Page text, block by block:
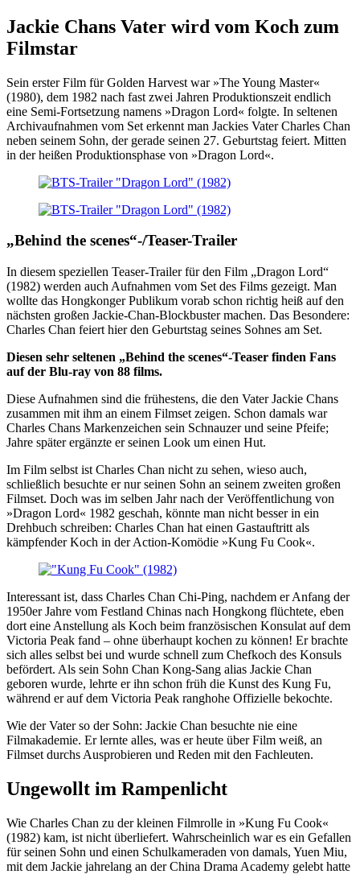
Jackie Chans Vater wird vom Koch zum
Filmstar
Sein erster Film für Golden Harvest war »The Young Master«
(1980), dem 1982 nach fast zwei Jahren Produktionszeit endlich
eine Semi-Fortsetzung namens »Dragon Lord« folgte. In seltenen
Archivaufnahmen vom Set erkennt man Jackies Vater Charles Chan
neben seinem Sohn, der gerade seinen 27. Geburtstag feiert. Mitten
in der heißen Produktionsphase von »Dragon Lord«.
„Behind the scenes“-/Teaser-Trailer
In diesem speziellen Teaser-Trailer für den Film „Dragon Lord“
(1982) werden auch Aufnahmen vom Set des Films gezeigt. Man
wollte das Hongkonger Publikum vorab schon richtig heiß auf den
nächsten großen Jackie-Chan-Blockbuster machen. Das Besondere:
Charles Chan feiert hier den Geburtstag seines Sohnes am Set.
Diesen sehr seltenen „Behind the scenes“-Teaser finden Fans
auf der Blu-ray von 88 films.
Diese Aufnahmen sind die frühestens, die den Vater Jackie Chans
zusammen mit ihm an einem Filmset zeigen. Schon damals war
Charles Chans Markenzeichen sein Schnauzer und seine Pfeife;
Jahre später ergänzte er seinen Look um einen Hut.
Im Film selbst ist Charles Chan nicht zu sehen, wieso auch,
schließlich besuchte er nur seinen Sohn an seinem zweiten großen
Filmset. Doch was im selben Jahr nach der Veröffentlichung von
»Dragon Lord« 1982 geschah, könnte man nicht besser in ein
Drehbuch schreiben: Charles Chan hat einen Gastauftritt als
kämpfender Koch in der Action-Komödie »Kung Fu Cook«.
Interessant ist, dass Charles Chan Chi-Ping, nachdem er Anfang der
1950er Jahre vom Festland Chinas nach Hongkong flüchtete, eben
dort eine Anstellung als Koch beim französischen Konsulat auf dem
Victoria Peak fand – ohne überhaupt kochen zu können! Er brachte
sich alles selbst bei und wurde schnell zum Chefkoch des Konsuls
befördert. Als sein Sohn Chan Kong-Sang alias Jackie Chan
geboren wurde, lehrte er ihn schon früh die Kunst des Kung Fu,
während er auf dem Victoria Peak ranghohe Offizielle bekochte.
Wie der Vater so der Sohn: Jackie Chan besuchte nie eine
Filmakademie. Er lernte alles, was er heute über Film weiß, an
Filmset durchs Ausprobieren und Reden mit den Fachleuten.
Ungewollt im Rampenlicht
Wie Charles Chan zu der kleinen Filmrolle in »Kung Fu Cook«
(1982) kam, ist nicht überliefert. Wahrscheinlich war es ein Gefallen
für seinen Sohn und einen Schulkameraden von damals, Yuen Miu,
mit dem Jackie jahrelang an der China Drama Academy gelebt hatte